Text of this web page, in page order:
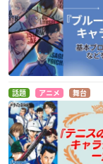
話題 アニメ 舞台